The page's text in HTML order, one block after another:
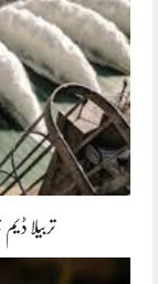
تربیلا ڈیم بھر